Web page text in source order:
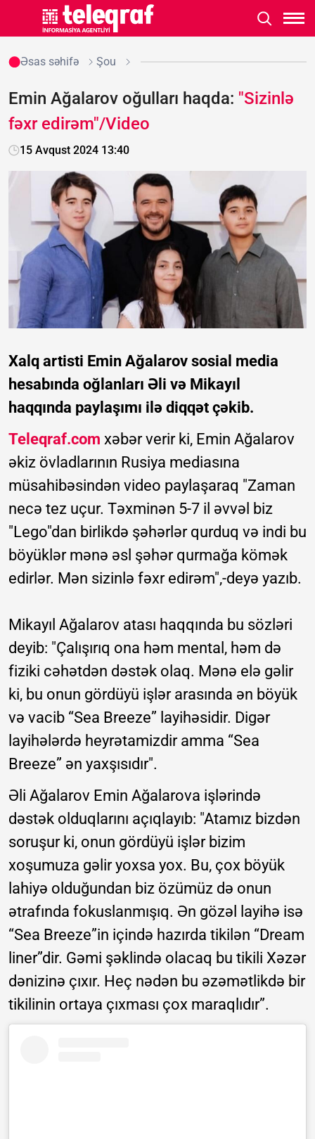
Əsas səhifə Şou
Emin Ağalarov oğulları haqda: "Sizinlə
fəxr edirəm"/Video
15 Avqust 2024 13:40
Xalq artisti Emin Ağalarov sosial media
hesabında oğlanları Əli və Mikayıl
haqqında paylaşımı ilə diqqət çəkib.
Teleqraf.com xəbər verir ki, Emin Ağalarov
əkiz övladlarının Rusiya mediasına
müsahibəsindən video paylaşaraq "Zaman
necə tez uçur. Təxminən 5-7 il əvvəl biz
"Lego"dan birlikdə şəhərlər qurduq və indi bu
böyüklər mənə əsl şəhər qurmağa kömək
edirlər. Mən sizinlə fəxr edirəm",-deyə yazıb.
Mikayıl Ağalarov atası haqqında bu sözləri
deyib: "Çalışırıq ona həm mental, həm də
fiziki cəhətdən dəstək olaq. Mənə elə gəlir
ki, bu onun gördüyü işlər arasında ən böyük
və vacib “Sea Breeze” layihəsidir. Digər
layihələrdə heyrətamizdir amma “Sea
Breeze” ən yaxşısıdır".
Əli Ağalarov Emin Ağalarova işlərində
dəstək olduqlarını açıqlayıb: "Atamız bizdən
soruşur ki, onun gördüyü işlər bizim
xoşumuza gəlir yoxsa yox. Bu, çox böyük
lahiyə olduğundan biz özümüz də onun
ətrafında fokuslanmışıq. Ən gözəl layihə isə
“Sea Breeze”in içində hazırda tikilən “Dream
liner”dir. Gəmi şəklində olacaq bu tikili Xəzər
dənizinə çıxır. Heç nədən bu əzəmətlikdə bir
tikilinin ortaya çıxması çox maraqlıdır”.